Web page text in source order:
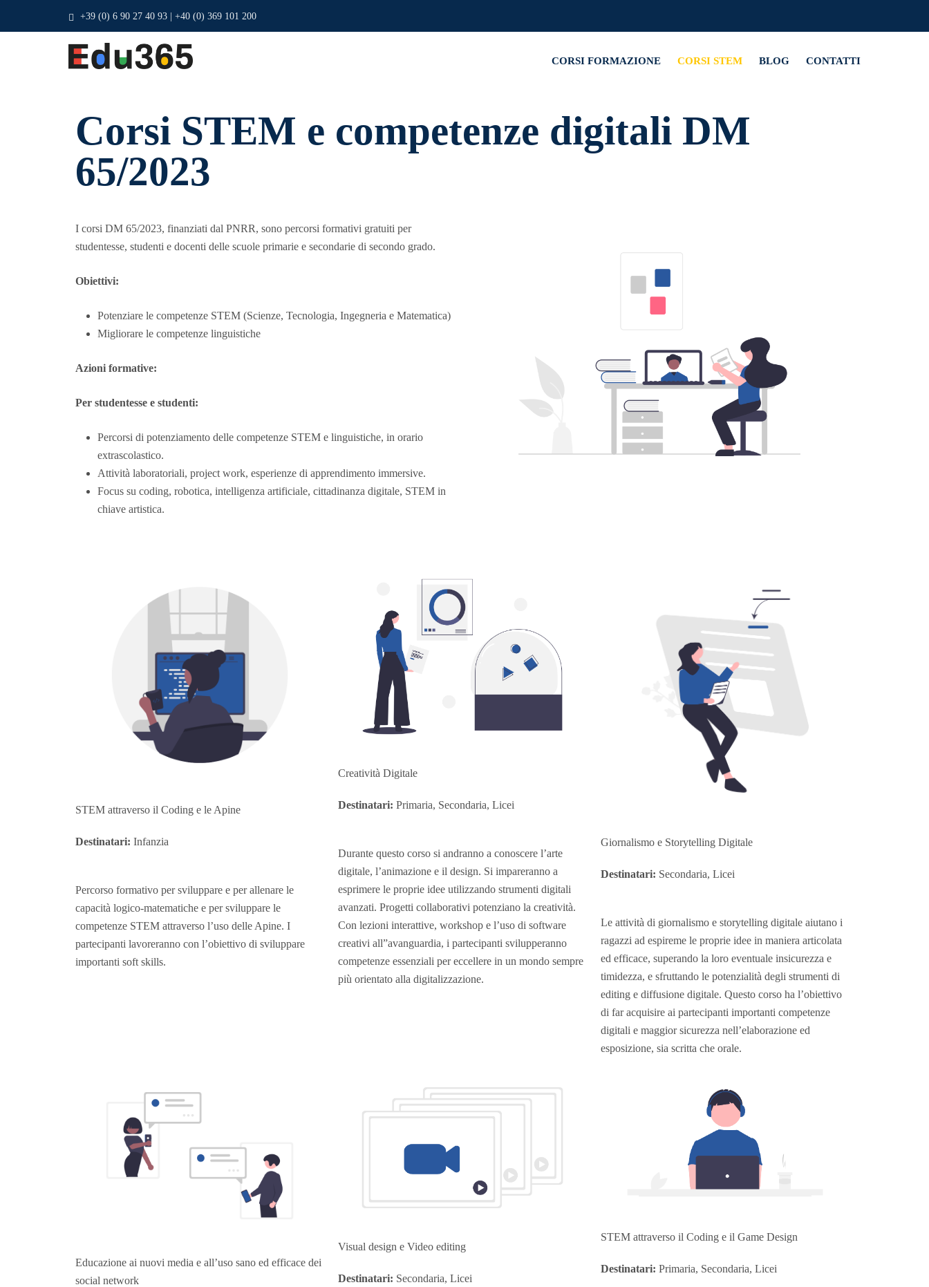
+39 (0) 6 90 27 40 93 | +40 (0) 369 101 200
CORSI FORMAZIONE CORSI STEM BLOG CONTATTI
Corsi STEM e competenze digitali DM
65/2023
I corsi DM 65/2023, finanziati dal PNRR, sono percorsi formativi gratuiti per
studentesse, studenti e docenti delle scuole primarie e secondarie di secondo grado.
Obiettivi:
Potenziare le competenze STEM (Scienze, Tecnologia, Ingegneria e Matematica)
Migliorare le competenze linguistiche
Azioni formative:
Per studentesse e studenti:
Percorsi di potenziamento delle competenze STEM e linguistiche, in orario
extrascolastico.
Attività laboratoriali, project work, esperienze di apprendimento immersive.
Focus su coding, robotica, intelligenza artificiale, cittadinanza digitale, STEM in
chiave artistica.
STEM attraverso il Coding e le Apine
Destinatari: Infanzia
Percorso formativo per sviluppare e per allenare le
capacità logico-matematiche e per sviluppare le
competenze STEM attraverso l’uso delle Apine. I
partecipanti lavoreranno con l’obiettivo di sviluppare
importanti soft skills.
Creatività Digitale
Destinatari: Primaria, Secondaria, Licei
Durante questo corso si andranno a conoscere l’arte
digitale, l’animazione e il design. Si impareranno a
esprimere le proprie idee utilizzando strumenti digitali
avanzati. Progetti collaborativi potenziano la creatività.
Con lezioni interattive, workshop e l’uso di software
creativi all”avanguardia, i partecipanti svilupperanno
competenze essenziali per eccellere in un mondo sempre
più orientato alla digitalizzazione.
Giornalismo e Storytelling Digitale
Destinatari: Secondaria, Licei
Le attività di giornalismo e storytelling digitale aiutano i
ragazzi ad espireme le proprie idee in maniera articolata
ed efficace, superando la loro eventuale insicurezza e
timidezza, e sfruttando le potenzialità degli strumenti di
editing e diffusione digitale. Questo corso ha l’obiettivo
di far acquisire ai partecipanti importanti competenze
digitali e maggior sicurezza nell’elaborazione ed
esposizione, sia scritta che orale.
Educazione ai nuovi media e all’uso sano ed efficace dei
social network
Visual design e Video editing
Destinatari: Secondaria, Licei
STEM attraverso il Coding e il Game Design
Destinatari: Primaria, Secondaria, Licei